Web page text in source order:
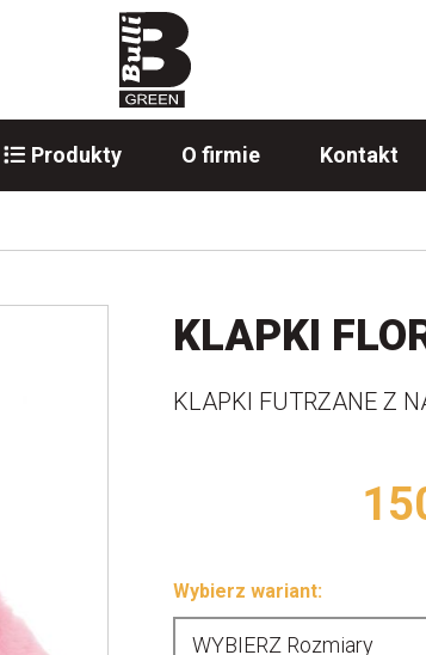
Produkty O firmie Kontakt
KLAPKI
KLAPKI FUTRZANE Z
Wybierz wariant: